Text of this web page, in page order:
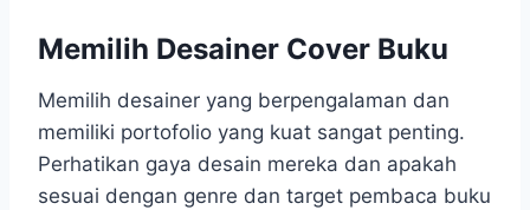
Memilih Desainer Cover Buku
Memilih desainer yang berpengalaman dan
memiliki portofolio yang kuat sangat penting.
Perhatikan gaya desain mereka dan apakah
sesuai dengan genre dan target pembaca buku